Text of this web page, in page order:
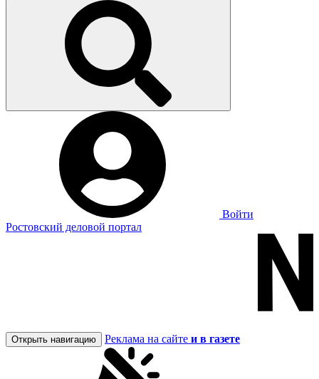
Войти
Ростовский деловой портал
Открыть навигацию Реклама на сайте и в газете